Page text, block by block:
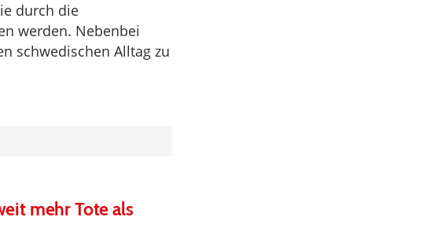
durch die
werden. Nebenbei
schwedischen Alltag zu
mehr Tote als